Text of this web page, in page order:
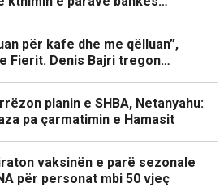
për kafe dhe me qëlluan”,
Fierit. Denis Bajri tregon…
planin e SHBA, Netanyahu:
pa çarmatimin e Hamasit
vaksinën e parë sezonale
për personat mbi 50 vjeç